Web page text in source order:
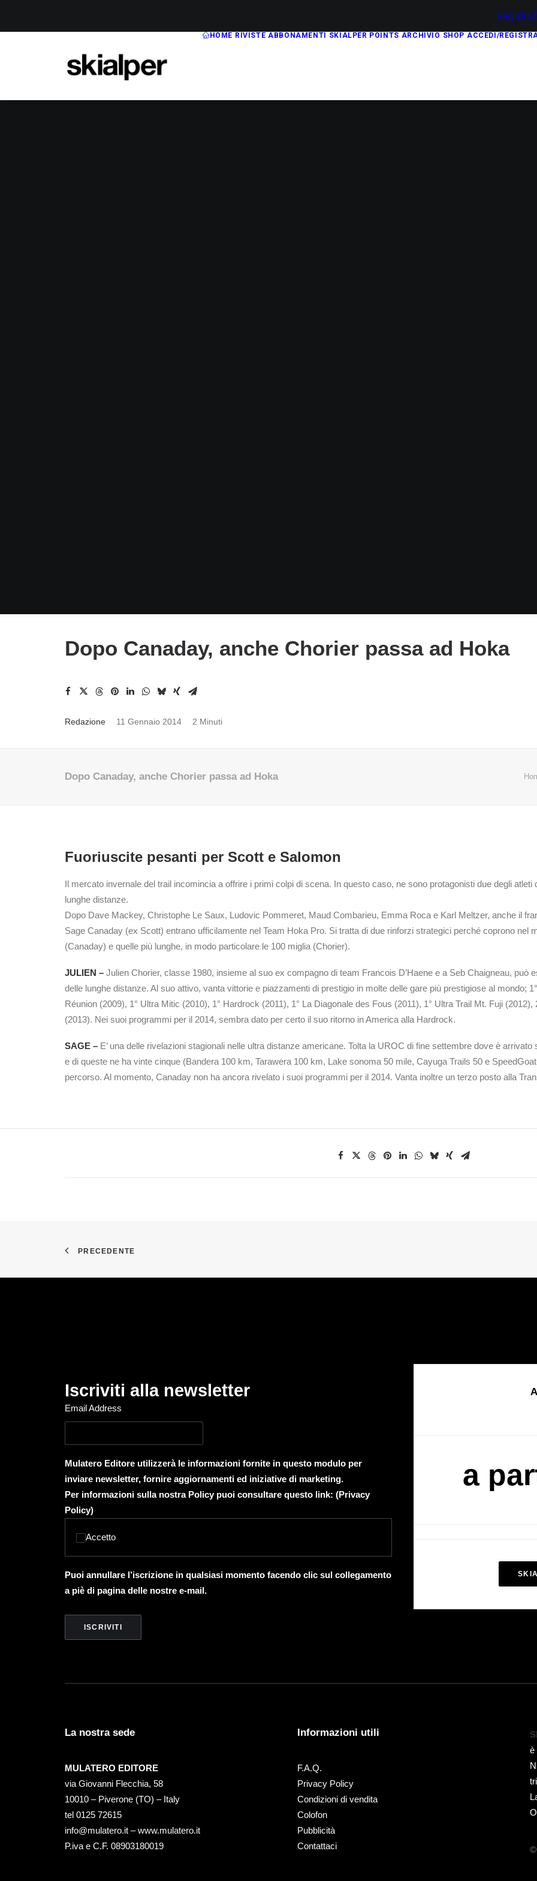
FAQ
HOME RIVISTE ABBONAMENTI SKIALPER POINTS ARCHIVIO SHOP ACCEDI/
Dopo Canaday, anche Chorier passa ad Hoka
Redazione 11 Gennaio 2014 2 Minuti
Dopo Canaday, anche Chorier passa ad Hoka
Fuoriuscite pesanti per Scott e Salomon
Il mercato invernale del trail incomincia a offrire i primi colpi di scena. In questo caso, ne sono protagonisti due degli
lunghe distanze.
Dopo Dave Mackey, Christophe Le Saux, Ludovic Pommeret, Maud Combarieu, Emma Roca e Karl Meltzer, anche il
Sage Canaday (ex Scott) entrano ufficilamente nel Team Hoka Pro. Si tratta di due rinforzi strategici perché coprono nel
(Canaday) e quelle più lunghe, in modo particolare le 100 miglia (Chorier).
JULIEN – Julien Chorier, classe 1980, insieme al suo ex compagno di team Francois D’Haene e a Seb Chaigneau, può
delle lunghe distanze. Al suo attivo, vanta vittorie e piazzamenti di prestigio in molte delle gare più prestigiose al mondo;
Réunion (2009), 1° Ultra Mitic (2010), 1° Hardrock (2011), 1° La Diagonale des Fous (2011), 1° Ultra Trail Mt. Fuji
(2013). Nei suoi programmi per il 2014, sembra dato per certo il suo ritorno in America alla Hardrock.
SAGE – E’ una delle rivelazioni stagionali nelle ultra distanze americane. Tolta la UROC di fine settembre dove è
e di queste ne ha vinte cinque (Bandera 100 km, Tarawera 100 km, Lake sonoma 50 mile, Cayuga Trails 50 e
percorso. Al momento, Canaday non ha ancora rivelato i suoi programmi per il 2014. Vanta inoltre un terzo posto alla
PRECEDENTE
Iscriviti alla newsletter
Email Address
Mulatero Editore utilizzerà le informazioni fornite in questo modulo per
inviare newsletter, fornire aggiornamenti ed iniziative di marketing.
Per informazioni sulla nostra Policy puoi consultare questo link: (Privacy
Policy)
Accetto
Puoi annullare l’iscrizione in qualsiasi momento facendo clic sul collegamento
a piè di pagina delle nostre e-mail.
a
La nostra sede
MULATERO EDITORE
via Giovanni Flecchia, 58
10010 – Piverone (TO) – Italy
tel ‭0125 72615‬
info@mulatero.it –www.mulatero.it
P.iva e C.F. 08903180019
Informazioni utili
F.A.Q.
Privacy Policy
Condizioni di vendita
Colofon
Pubblicità
Contattaci
è
©